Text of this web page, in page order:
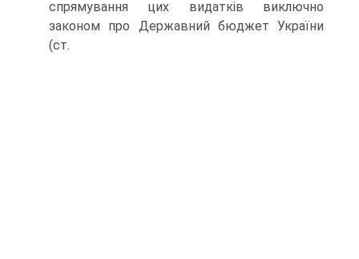
спрямування цих видатків виключно
законом про Державний бюджет України
(ст.